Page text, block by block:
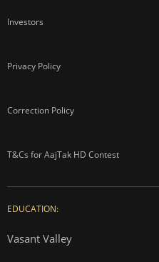
Investors
Privacy Policy
Correction Policy
T&Cs for AajTak HD Contest
EDUCATION:
Vasant Valley